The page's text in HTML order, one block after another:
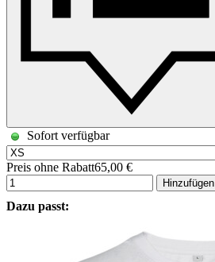
Sofort verfügbar
Preis ohne Rabatt65,00 €
Hinzufügen
Dazu passt: